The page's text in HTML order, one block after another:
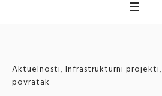
Aktuelnosti, Infrastrukturni projekti,
povratak